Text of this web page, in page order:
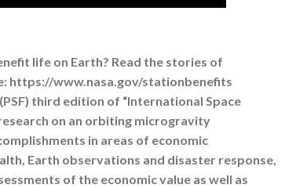
life on Earth? Read the stories of
https://www.nasa.gov/stationbenefits
third edition of “International Space
on an orbiting microgravity
in areas of economic
Earth observations and disaster response,
of the economic value as well as